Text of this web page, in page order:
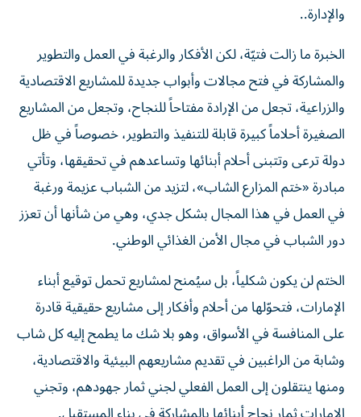
والإدارة..
الخبرة ما زالت فتيّة، لكن الأفكار والرغبة في العمل والتطوير
والمشاركة في فتح مجالات وأبواب جديدة للمشاريع الاقتصادية
والزراعية، تجعل من الإرادة مفتاحاً للنجاح، وتجعل من المشاريع
الصغيرة أحلاماً كبيرة قابلة للتنفيذ والتطوير، خصوصاً في ظل
دولة ترعى وتتبنى أحلام أبنائها وتساعدهم في تحقيقها، وتأتي
مبادرة «ختم المزارع الشاب»، لتزيد من الشباب عزيمة ورغبة
في العمل في هذا المجال بشكل جدي، وهي من شأنها أن تعزز
دور الشباب في مجال الأمن الغذائي الوطني.
الختم لن يكون شكلياً، بل سيُمنح لمشاريع تحمل توقيع أبناء
الإمارات، فتحوّلها من أحلام وأفكار إلى مشاريع حقيقية قادرة
على المنافسة في الأسواق، وهو بلا شك ما يطمح إليه كل شاب
وشابة من الراغبين في تقديم مشاريعهم البيئية والاقتصادية،
ومنها ينتقلون إلى العمل الفعلي لجني ثمار جهودهم، وتجني